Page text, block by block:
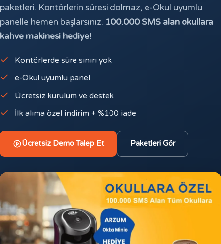
paketleri. Kontörlerin süresi dolmaz, e-Okul uyumlu
panelle hemen başlarsınız. 100.000 SMS alan okullara
kahve makinesi hediye!
Kontörlerde süre sınırı yok
e-Okul uyumlu panel
Ücretsiz kurulum ve destek
İlk alıma özel indirim + %100 iade
Ücretsiz Demo Talep Et Paketleri Gör